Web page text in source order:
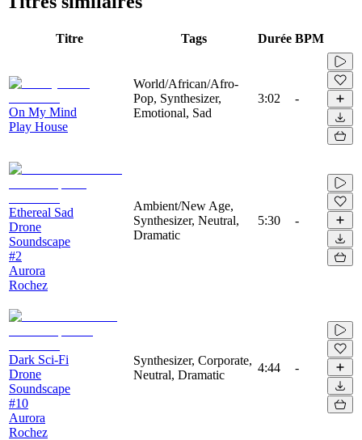
Titre Tags Durée BPM
On My Mind
Play House
World/African/Afro-
Pop, Synthesizer,
Emotional, Sad
3:02 -
Ethereal Sad
Drone
Soundscape
#2
Aurora
Rochez
Ambient/New Age,
Synthesizer, Neutral,
Dramatic
5:30 -
Dark Sci-Fi
Drone
Soundscape
#10
Aurora
Rochez
Synthesizer, Corporate,
Neutral, Dramatic
4:44 -